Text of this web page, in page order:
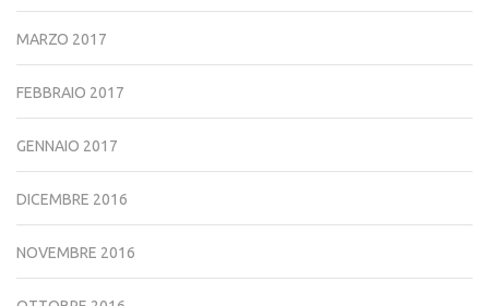
MARZO 2017
FEBBRAIO 2017
GENNAIO 2017
DICEMBRE 2016
NOVEMBRE 2016